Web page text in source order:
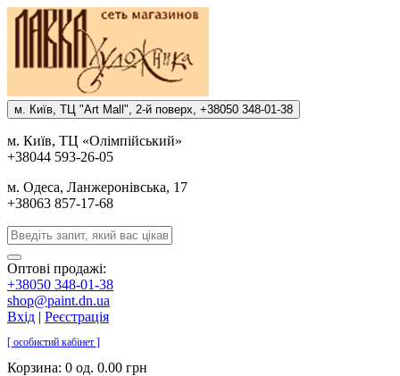
м. Киïв, ТЦ "Art Mall", 2-й поверх, +38050 348-01-38
м. Киïв, ТЦ «Олiмпiйський»
+38044 593-26-05
м. Одеса, Ланжеронiвська, 17
+38063 857-17-68
Оптові продажі:
+38050 348-01-38
shop@paint.dn.ua
Вхід | Реєстрація
[ особистий кабінет ]
Корзина: 0 од. 0.00 грн